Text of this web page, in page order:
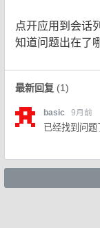
点开应用到会话
知道问题出在了
最新回复 (1)
basic 9月前
已经找到问